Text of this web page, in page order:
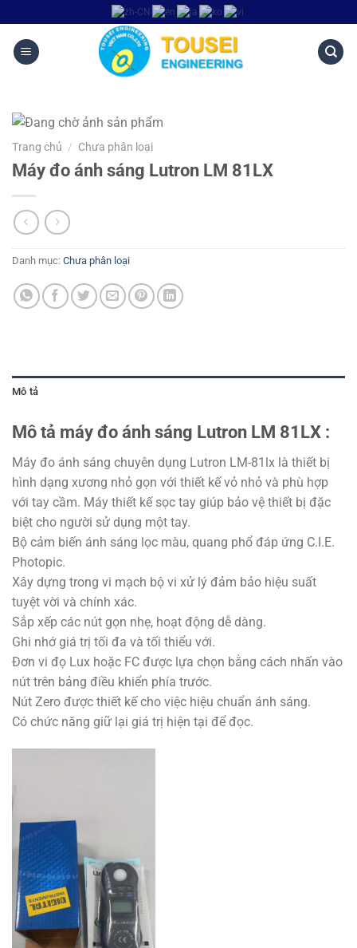
Trang chủ / Chưa phân loại
Máy đo ánh sáng Lutron LM 81LX
Danh mục: Chưa phân loại
Mô tả
Mô tả máy đo ánh sáng Lutron LM 81LX :
Máy đo ánh sáng chuyên dụng Lutron LM-81lx là thiết bị
hình dạng xương nhỏ gọn với thiết kế vỏ nhỏ và phù hợp
với tay cầm. Máy thiết kế sọc tay giúp bảo vệ thiết bị đặc
biệt cho người sử dụng một tay.
Bộ cảm biến ánh sáng lọc màu, quang phổ đáp ứng C.I.E.
Photopic.
Xây dựng trong vi mạch bộ vi xử lý đảm bảo hiệu suất
tuyệt vời và chính xác.
Sắp xếp các nút gọn nhẹ, hoạt động dễ dàng.
Ghi nhớ giá trị tối đa và tối thiểu với.
Đơn vi đọ Lux hoặc FC được lựa chọn bằng cách nhấn vào
nút trên bảng điều khiển phía trước.
Nút Zero được thiết kế cho việc hiệu chuẩn ánh sáng.
Có chức năng giữ lại giá trị hiện tại để đọc.